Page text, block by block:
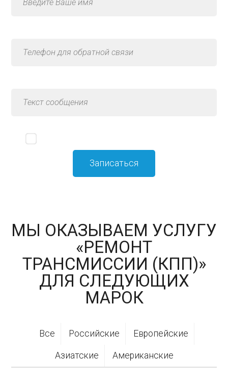
МЫ ОКАЗЫВАЕМ УСЛУГУ
«РЕМОНТ
ТРАНСМИССИИ (КПП)»
ДЛЯ СЛЕДУЮЩИХ
МАРОК
Все Российские Европейские
Азиатские Американские